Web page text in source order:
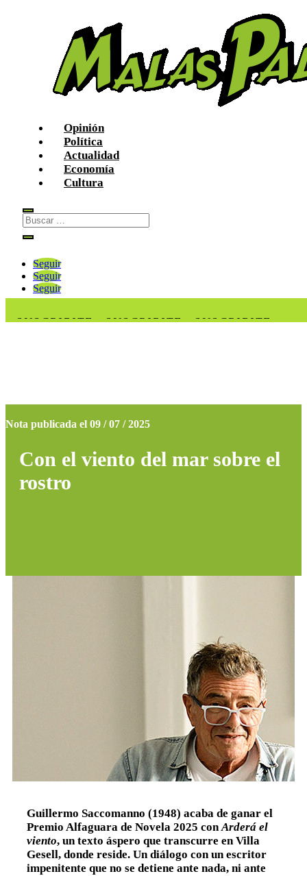
Opinión
Política
Actualidad
Economía
Cultura
Seguir
Seguir
Seguir
SUSCRIBITE . SUSCRIBITE . SUSCRIBITE .
SUSCRIBITE .
Nota publicada el 09 / 07 / 2025
Con el viento del mar sobre el
rostro
Guillermo Saccomanno (1948) acaba de ganar el
Premio Alfaguara de Novela 2025 conArderá el
viento, un texto áspero que transcurre en Villa
Gesell, donde reside. Un diálogo con un escritor
impenitente que no se detiene ante nada, ni ante